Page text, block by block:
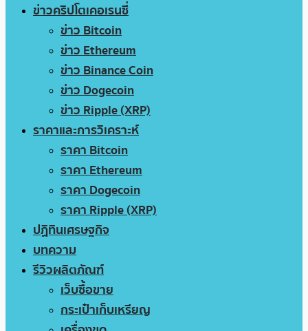
ข่าวคริปโตเคอเรนซี่
ข่าว Bitcoin
ข่าว Ethereum
ข่าว Binance Coin
ข่าว Dogecoin
ข่าว Ripple (XRP)
ราคาและการวิเคราะห์
ราคา Bitcoin
ราคา Ethereum
ราคา Dogecoin
ราคา Ripple (XRP)
ปฏิทินเศรษฐกิจ
บทความ
รีวิวผลิตภัณฑ์
เว็บซื้อขาย
กระเป๋าเก็บเหรียญ